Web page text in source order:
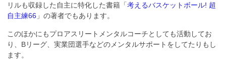
リルも収録した自主に特化した書籍「考えるバスケットボール! 超
自主練66 」の著者でもあります。
このほかにもプロアスリートメンタルコーチとしても活動してお
り、Bリーグ、実業団選手などのメンタルサポートをしてたりもし
ます。